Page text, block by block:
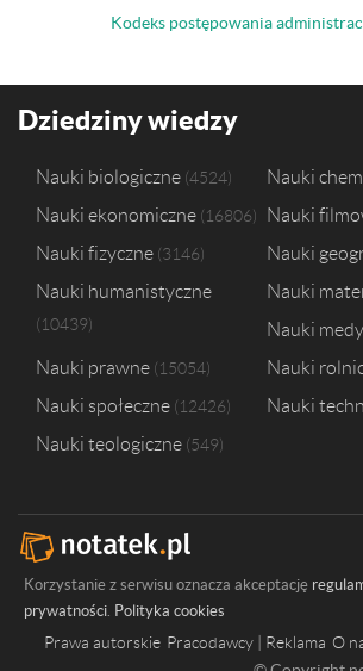
Kodeks postępowania
Dziedziny wiedzy
Nauki biologiczne 4524 Nauki
Nauki ekonomiczne 16806 Nauki
Nauki fizyczne 3146 Nauki
Nauki humanistyczne
10439
Nauki
Nauki
Nauki prawne 15054 Nauki
Nauki społeczne 12426 Nauki
Nauki teologiczne 549
Korzystanie z serwisu oznacza akceptację
prywatności. Polityka cookies
Prawa autorskie Pracodawcy | Reklama O